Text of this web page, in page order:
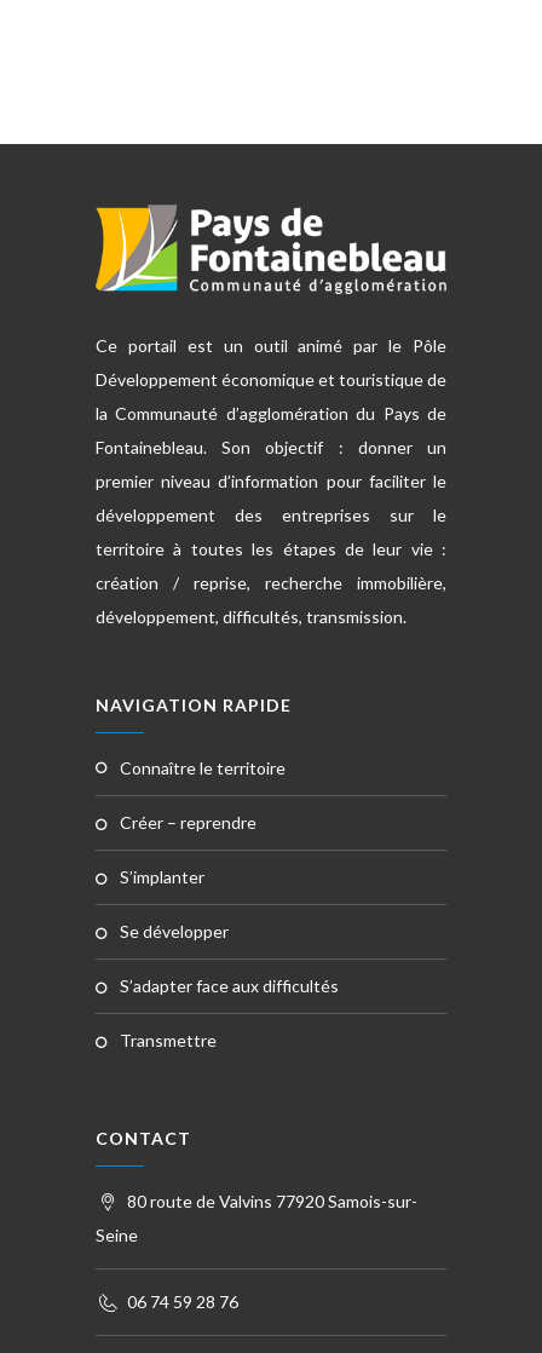
Ce portail est un outil animé par le Pôle
Développement économique et touristique de
la Communauté d’agglomération du Pays de
Fontainebleau. Son objectif : donner un
premier niveau d’information pour faciliter le
développement des entreprises sur le
territoire à toutes les étapes de leur vie :
création / reprise, recherche immobilière,
développement, difficultés, transmission.
NAVIGATION RAPIDE
connaître le territoire
créer – reprendre
s’implanter
se développer
s’adapter face aux difficultés
transmettre
CONTACT
80 route de Valvins 77920 Samois-sur-
Seine
06 74 59 28 76